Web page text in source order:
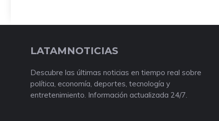
LATAMNOTICIAS
Descubre las últimas noticias en tiempo real sobre
política, economía, deportes, tecnología y
entretenimiento. Información actualizada 24/7.